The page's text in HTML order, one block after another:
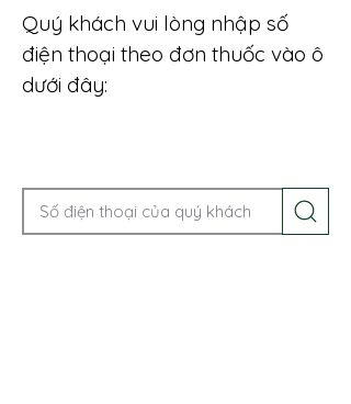
Quý khách vui lòng nhập số
điện thoại theo đơn thuốc vào ô
dưới đây: